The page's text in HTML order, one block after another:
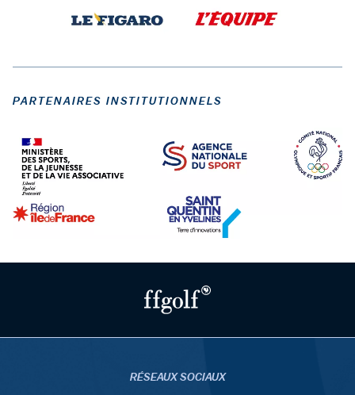
PARTENAIRES INSTITUTIONNELS
RÉSEAUX SOCIAUX